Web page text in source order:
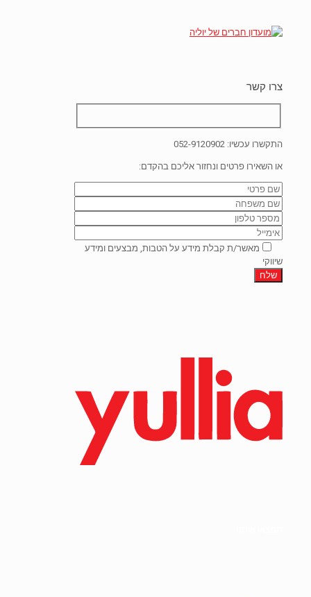
צרו קשר
התקשרו עכשיו: 052-9120902
או השאירו פרטים ונחזור אליכם בהקדם:
מאשר/ת קבלת מידע על הטבות, מבצעים ומידע
שיווקי